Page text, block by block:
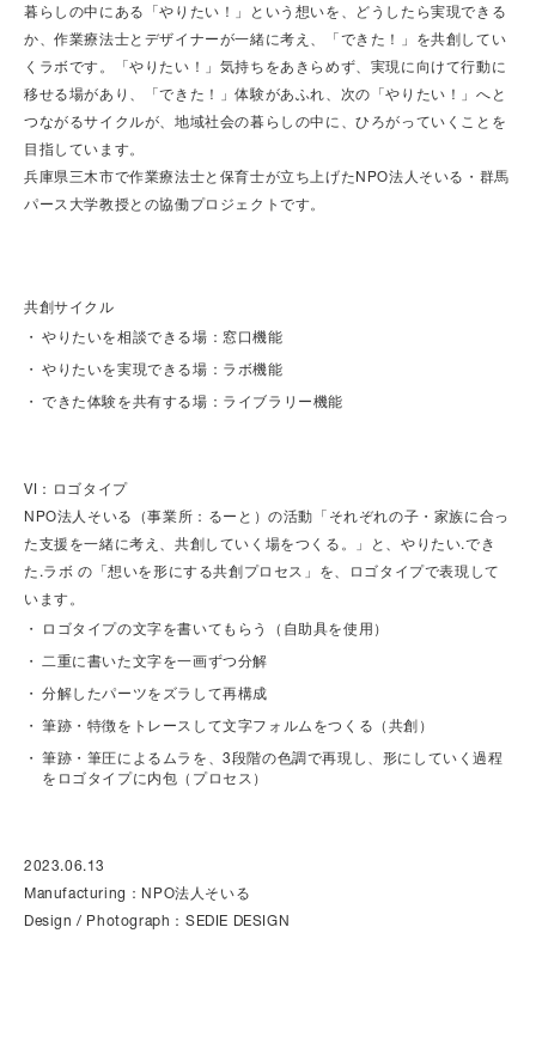
暮らしの中にある「やりたい！」という想いを、どうしたら実現できる
か、作業療法士とデザイナーが一緒に考え、「できた！」を共創してい
くラボです。「やりたい！」気持ちをあきらめず、実現に向けて行動に
移せる場があり、「できた！」体験があふれ、次の「やりたい！」へと
つながるサイクルが、地域社会の暮らしの中に、ひろがっていくことを
目指しています。
兵庫県三木市で作業療法士と保育士が立ち上げたNPO法人そいる・群馬
パース大学教授との協働プロジェクトです。
共創サイクル
やりたいを相談できる場：窓口機能
やりたいを実現できる場：ラボ機能
できた体験を共有する場：ライブラリー機能
VI：ロゴタイプ
NPO法人そいる（事業所：るーと）の活動「それぞれの子・家族に合っ
た支援を一緒に考え、共創していく場をつくる。」と、やりたい.でき
た.ラボ の「想いを形にする共創プロセス」を、ロゴタイプで表現して
います。
ロゴタイプの文字を書いてもらう（自助具を使用）
二重に書いた文字を一画ずつ分解
分解したパーツをズラして再構成
筆跡・特徴をトレースして文字フォルムをつくる（共創）
筆跡・筆圧によるムラを、3段階の色調で再現し、形にしていく過程
をロゴタイプに内包（プロセス）
2023.06.13
Manufacturing：NPO法人そいる
Design / Photograph：SEDIE DESIGN